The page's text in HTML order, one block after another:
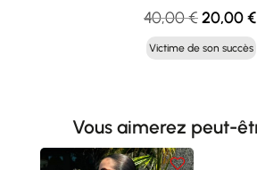
40,00€Le
prix
initial
20,00€
Victime de son succès
Vous aimerez peut-